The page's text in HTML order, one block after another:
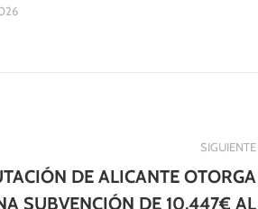
SIGUIENTE
DE ALICANTE OTORGA
SUBVENCIÓN DE 10.447€ AL